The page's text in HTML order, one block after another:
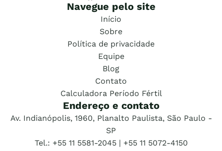
Navegue pelo site
Início
Sobre
Política de privacidade
Equipe
Blog
Contato
Calculadora Período Fértil
Endereço e contato
Av. Indianópolis, 1960, Planalto Paulista, São Paulo -
SP
Tel.: +55 11 5581-2045 | +55 11 5072-4150